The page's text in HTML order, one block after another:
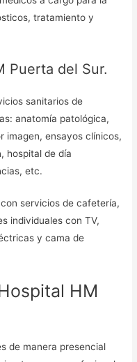
tratamiento y
Puerta del Sur.
sanitarios de
anatomía patológica,
imagen, ensayos clínicos,
hospital de día
etc.
servicios de cafetería,
individuales con TV,
y cama de
HM
de manera presencial